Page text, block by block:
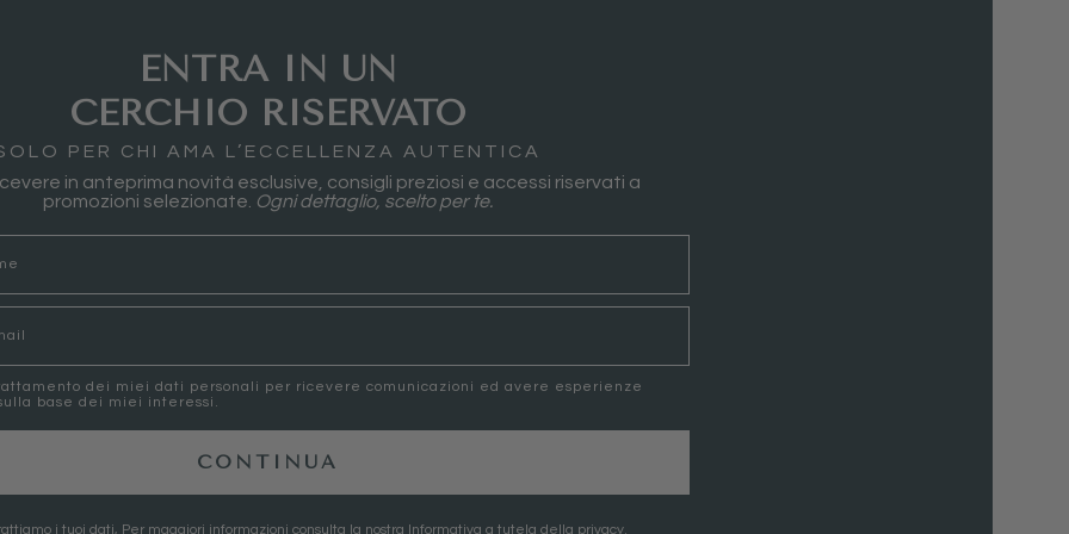
ENTRA IN UN
CERCHIO RISERVATO
PER CHI AMA L’ECCELLENZA AUTENTICA
in anteprima novità esclusive, consigli preziosi e accessi riservati a
promozioni selezionate. Ogni dettaglio, scelto per te.
dei miei dati personali per ricevere comunicazioni ed avere esperienze
base dei miei interessi.
CONTINUA
i tuoi dati, Per maggiori informazioni consulta la nostra Informativa a tutela della privacy.